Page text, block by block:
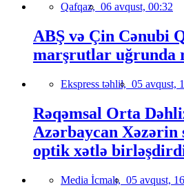
Qafqaz, 06 avqust, 00:32
ABŞ və Çin Cənubi
marşrutlar uğrunda
Ekspress təhlil, 05 avqust,
Rəqəmsal Orta
Azərbaycan
optik xətlə
Media İcmalı, 05 avqust,